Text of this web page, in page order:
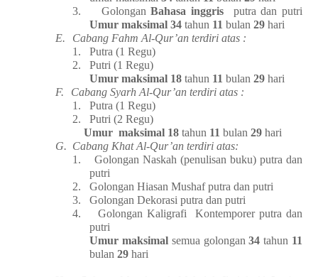
3.
GolonganBahasa inggris
putra dan putri
Umur maksimal 34 tahun 11 bulan 29 hari
E.
Cabang Fahm Al-Qur’an terdiri atas :
1.
Putra (1 Regu)
2.
Putri (1 Regu)
Umur maksimal 18 tahun 11 bulan 29 hari
F.
Cabang Syarh Al-Qur’an terdiri atas :
1.
Putra (1 Regu)
2.
Putri (2 Regu)
Umur maksimal 18 tahun 11 bulan 29 hari
G. Cabang Khat Al-Qur’an terdiri atas:
1.
Golongan Naskah (penulisan buku) putra dan
putri
2.
Golongan Hiasan Mushaf putra dan putri
3.
Golongan Dekorasi putra dan putri
4.
Golongan Kaligrafi
Kontemporer putra dan
putri
Umur maksimal semua golongan34 tahun 11
bulan 29 hari